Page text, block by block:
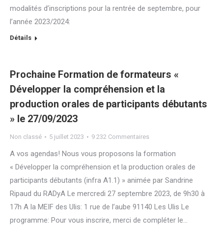
modalités d’inscriptions pour la rentrée de septembre, pour
l’année 2023/2024:
Détails
Prochaine Formation de formateurs «
Développer la compréhension et la
production orales de participants débutants
» le 27/09/2023
Non classé 5 juillet 2023 9 232 Commentaires
A vos agendas! Nous vous proposons la formation
« Développer la compréhension et la production orales de
participants débutants (infra A1.1) » animée par Sandrine
Ripaud du RADyA Le mercredi 27 septembre 2023, de 9h30 à
17h A la MEIF des Ulis: 1 rue de l’aube 91140 Les Ulis Le
programme: Pour vous inscrire, merci de compléter le…